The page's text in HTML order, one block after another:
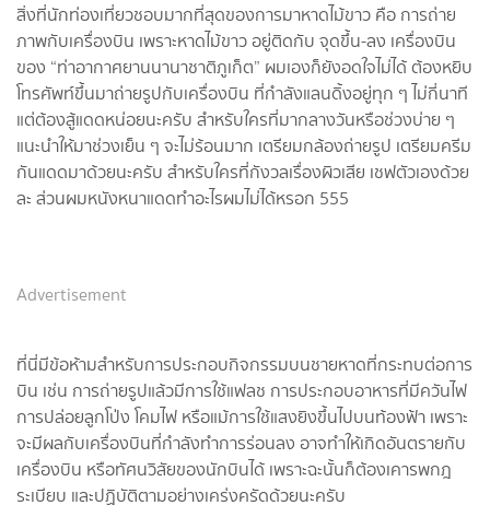
สิ่งที่นักท่องเที่ยวชอบมากที่สุดของการมาหาดไม้ขาว คือ การถ่าย
ภาพกับเครื่องบิน เพราะหาดไม้ขาว อยู่ติดกับ จุดขึ้น-ลง เครื่องบิน
ของ “ท่าอากาศยานนานาชาติภูเก็ต” ผมเองก็ยังอดใจไม่ได้ ต้องหยิบ
โทรศัพท์ขึ้นมาถ่ายรูปกับเครื่องบิน ที่กำลังแลนดิ้งอยู่ทุก ๆ ไม่กี่นาที
แต่ต้องสู้แดดหน่อยนะครับ สำหรับใครที่มากลางวันหรือช่วงบ่าย ๆ
แนะนำให้มาช่วงเย็น ๆ จะไม่ร้อนมาก เตรียมกล้องถ่ายรูป เตรียมครีม
กันแดดมาด้วยนะครับ สำหรับใครที่กังวลเรื่องผิวเสีย เชฟตัวเองด้วย
ละ ส่วนผมหนังหนาแดดทำอะไรผมไม่ได้หรอก 555
Advertisement
ที่นี่มีข้อห้ามสำหรับการประกอบกิจกรรมบนชายหาดที่กระทบต่อการ
บิน เช่น การถ่ายรูปแล้วมีการใช้แฟลช การประกอบอาหารที่มีควันไฟ
การปล่อยลูกโป่ง โคมไฟ หรือแม้การใช้แสงยิงขึ้นไปบนท้องฟ้า เพราะ
จะมีผลกับเครื่องบินที่กำลังทำการร่อนลง อาจทำให้เกิดอันตรายกับ
เครื่องบิน หรือทัศนวิสัยของนักบินได้ เพราะฉะนั้นก็ต้องเคารพกฎ
ระเบียบ และปฏิบัติตามอย่างเคร่งครัดด้วยนะครับ